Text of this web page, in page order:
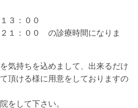
：００
：００ の診療時間になりま
気持ちを込めまして、出来るだけ
頂ける様に用意をしておりますの
をして下さい。